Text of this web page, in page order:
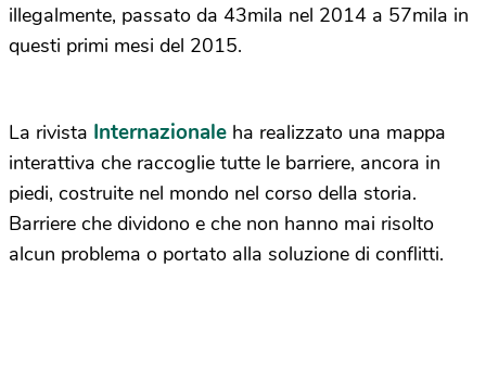
illegalmente, passato da 43mila nel 2014 a 57mila in
questi primi mesi del 2015.
La rivista Internazionale ha realizzato una mappa
interattiva che raccoglie tutte le barriere, ancora in
piedi, costruite nel mondo nel corso della storia.
Barriere che dividono e che non hanno mai risolto
alcun problema o portato alla soluzione di conflitti.